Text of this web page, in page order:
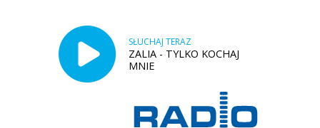
SŁUCHAJ TERAZ
ZALIA - TYLKO KOCHAJ
MNIE